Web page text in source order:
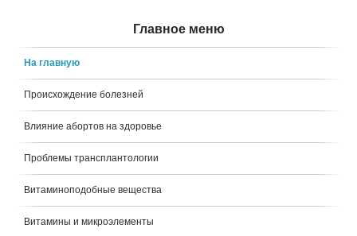
Главное меню
На главную
Происхождение болезней
Влияние абортов на здоровье
Проблемы трансплантологии
Витаминоподобные вещества
Витамины и микроэлементы